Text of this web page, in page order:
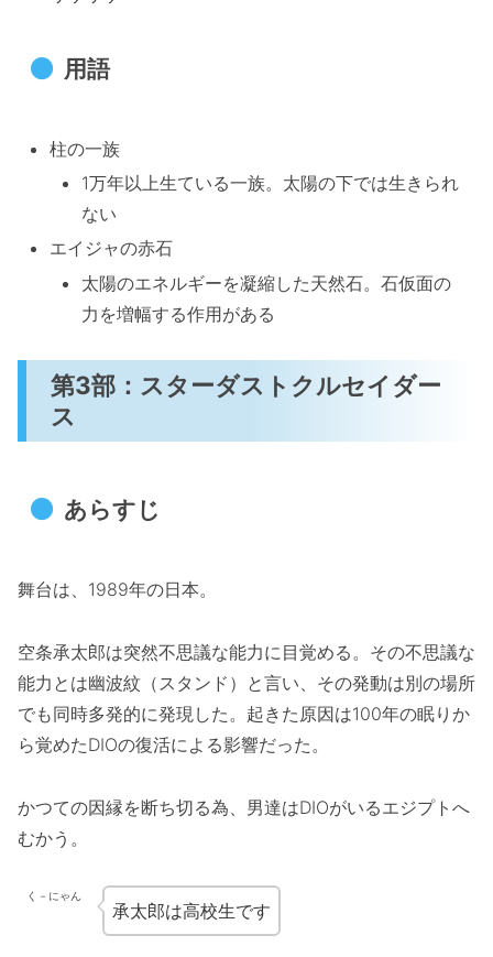
用語
柱の一族
1万年以上生ている一族。太陽の下では生きられ
ない
エイジャの赤石
太陽のエネルギーを凝縮した天然石。石仮面の
力を増幅する作用がある
第3部：スターダストクルセイダー
ス
あらすじ
舞台は、1989年の日本。
空条承太郎は突然不思議な能力に目覚める。その不思議な
能力とは幽波紋（スタンド）と言い、その発動は別の場所
でも同時多発的に発現した。起きた原因は100年の眠りか
ら覚めたDIOの復活による影響だった。
かつての因縁を断ち切る為、男達はDIOがいるエジプトへ
むかう。
く－にゃん
承太郎は高校生です